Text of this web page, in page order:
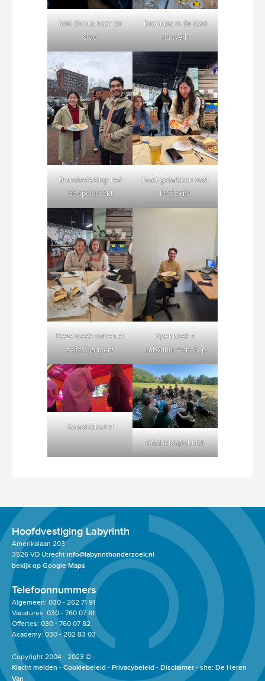
Met de bus naar de
stad
Drankjes in de stad
na werk
Brandoefening: red
de spekkoek!
Taart gebakken voor
het team!
Deze week waren er
zelfs 3 jarigen!
Spekkoek +
Labyrinth = snel op
Karaokeborrel
Afscheidspicknick
Hoofdvestiging Labyrinth
Amerikalaan 203
3526 VD Utrecht info@labyrinthonderzoek.nl
bekijk op Google Maps
Telefoonnummers
Algemeen: 030 - 262 71 91
Vacatures: 030 - 760 07 81
Offertes: 030 - 760 07 82
Academy: 030 - 202 83 03
Copyright 2004 - 2023 © -
Klacht melden Cookiebeleid Privacybeleid Disclaimer site: De Heren
Van